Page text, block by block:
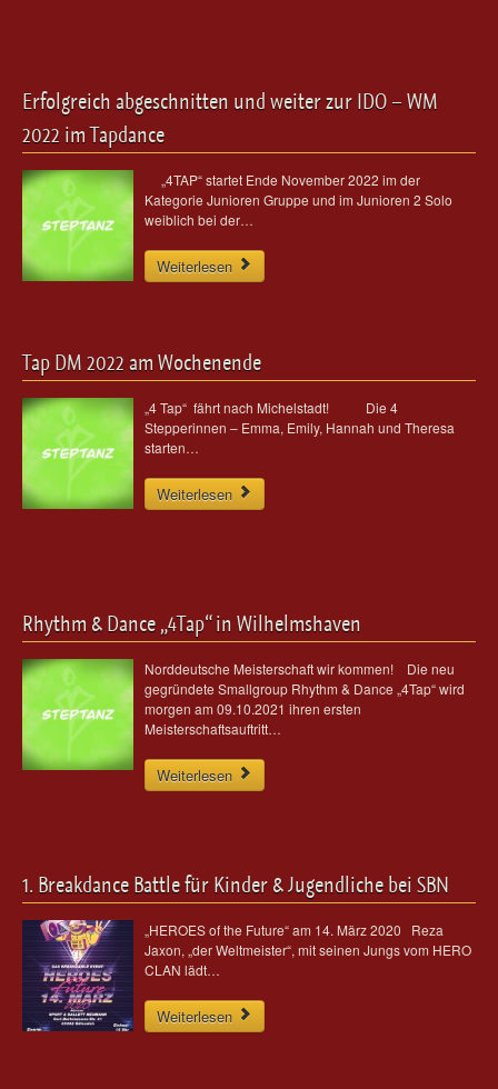
Erfolgreich abgeschnitten und weiter zur IDO – WM
2022 im Tapdance
„4TAP“ startet Ende November 2022 im der
Kategorie Junioren Gruppe und im Junioren 2 Solo
weiblich bei der…
Weiterlesen
Tap DM 2022 am Wochenende
„4 Tap“ fährt nach Michelstadt! Die 4
Stepperinnen – Emma, Emily, Hannah und Theresa
starten…
Weiterlesen
Rhythm & Dance „4Tap“ in Wilhelmshaven
Norddeutsche Meisterschaft wir kommen! Die neu
gegründete Smallgroup Rhythm & Dance „4Tap“ wird
morgen am 09.10.2021 ihren ersten
Meisterschaftsauftritt…
Weiterlesen
1. Breakdance Battle für Kinder & Jugendliche bei SBN
„HEROES of the Future“ am 14. März 2020 Reza
Jaxon, „der Weltmeister“, mit seinen Jungs vom HERO
CLAN lädt…
Weiterlesen